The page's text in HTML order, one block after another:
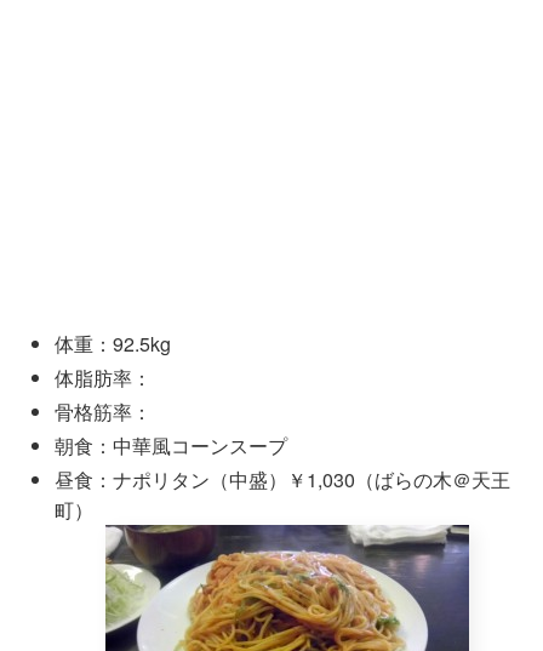
体重：92.5kg
体脂肪率：
骨格筋率：
朝食：中華風コーンスープ
昼食：ナポリタン（中盛）￥1,030（ばらの木＠天王
町）